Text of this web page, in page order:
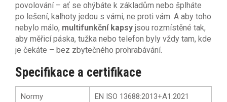
povolování – ať se ohýbáte k základům nebo šplháte
po lešení, kalhoty jedou s vámi, ne proti vám. A aby toho
nebylo málo, multifunkční kapsy jsou rozmístěné tak,
aby měřicí páska, tužka nebo telefon byly vždy tam, kde
je čekáte – bez zbytečného prohrabávání.
Specifikace a certifikace
Normy EN ISO 13688:2013+A1:2021